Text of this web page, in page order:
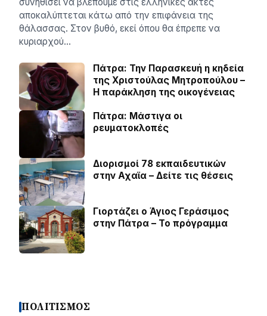
αποκαλύπτεται κάτω από την επιφάνεια της
θάλασσας. Στον βυθό, εκεί όπου θα έπρεπε να
κυριαρχού…
Πάτρα: Την Παρασκευή η κηδεία
της Χριστούλας Μητροπούλου –
Η παράκληση της οικογένειας
Πάτρα: Μάστιγα οι
ρευµατοκλοπές
Διορισμοί 78 εκπαιδευτικών
στην Αχαϊα – Δείτε τις θέσεις
Γιορτάζει ο Άγιος Γεράσιμος
στην Πάτρα – Το πρόγραμμα
ΠΟΛΙΤΙΣΜΟΣ